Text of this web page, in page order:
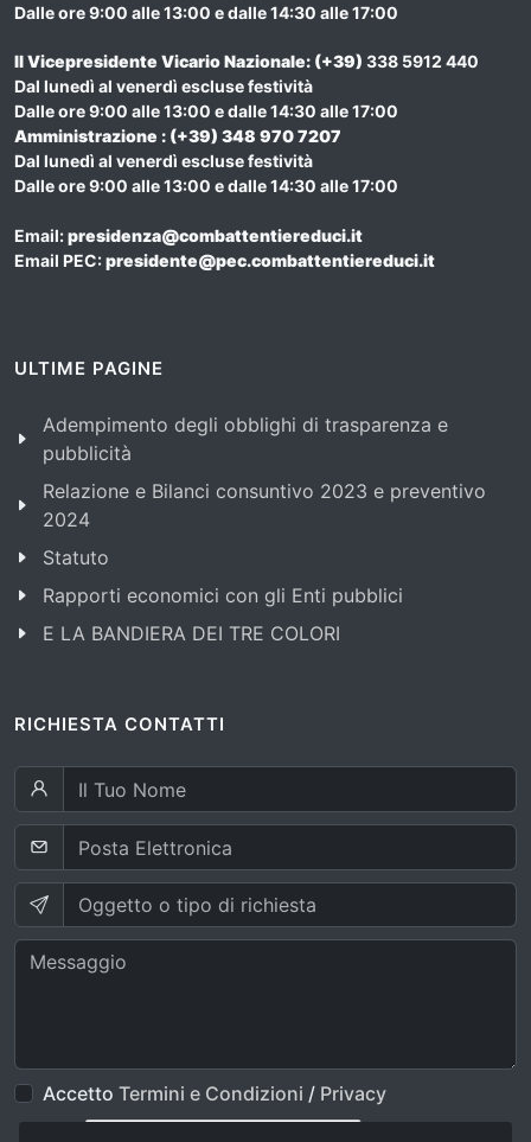
Dalle ore 9:00 alle 13:00 e dalle 14:30 alle 17:00
Il Vicepresidente Vicario Nazionale: (+39) 338 5912 440
Dal lunedì al venerdì escluse festività
Dalle ore 9:00 alle 13:00 e dalle 14:30 alle 17:00
Amministrazione : (+39) 348 970 7207
Dal lunedì al venerdì escluse festività
Dalle ore 9:00 alle 13:00 e dalle 14:30 alle 17:00
Email:presidenza@combattentiereduci.it
Email PEC:presidente@pec.combattentiereduci.it
ULTIME PAGINE
Adempimento degli obblighi di trasparenza e
pubblicità
Relazione e Bilanci consuntivo 2023 e preventivo
2024
Statuto
Rapporti economici con gli Enti pubblici
E LA BANDIERA DEI TRE COLORI
RICHIESTA CONTATTI
Accetto Termini e Condizioni / Privacy